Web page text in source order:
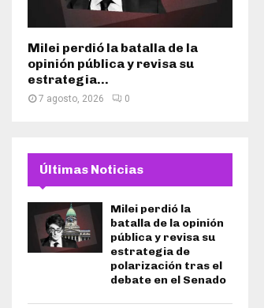
Milei perdió la batalla de la
opinión pública y revisa su
estrategia...
7 agosto, 2026 0
Últimas Noticias
Milei perdió la
batalla de la opinión
pública y revisa su
estrategia de
polarización tras el
debate en el Senado